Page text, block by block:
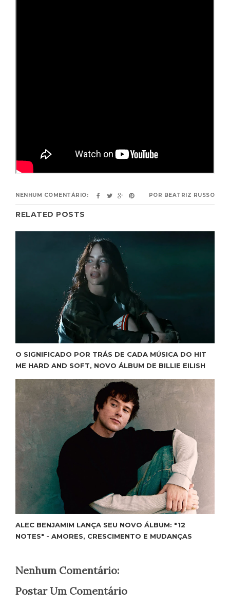
NENHUM COMENTÁRIO: POR BEATRIZ RUSSO
RELATED POSTS
O SIGNIFICADO POR TRÁS DE CADA MÚSICA DO HIT
ME HARD AND SOFT, NOVO ÁLBUM DE BILLIE EILISH
ALEC BENJAMIM LANÇA SEU NOVO ÁLBUM: "12
NOTES" - AMORES, CRESCIMENTO E MUDANÇAS
Nenhum Comentário:
Postar Um Comentário